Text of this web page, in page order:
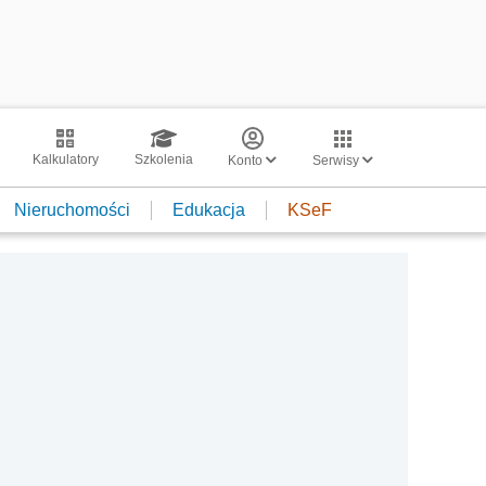
Kalkulatory Szkolenia Konto Serwisy
Nieruchomości Edukacja KSeF